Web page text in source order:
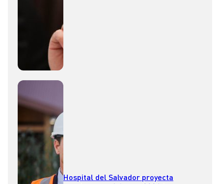
Hospital del Salvador proyecta